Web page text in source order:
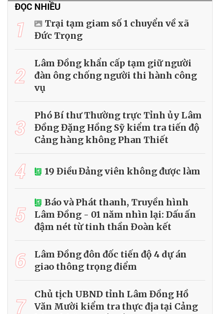
ĐỌC NHIỀU
1
Trại tạm giam số 1 chuyển về xã
Đức Trọng
2
Lâm Đồng khẩn cấp tạm giữ người
đàn ông chống người thi hành công
vụ
3
Phó Bí thư Thường trực Tỉnh ủy Lâm
Đồng Đặng Hồng Sỹ kiểm tra tiến độ
Cảng hàng không Phan Thiết
4 19 Điều Đảng viên không được làm
5
Báo và Phát thanh, Truyền hình
Lâm Đồng - 01 năm nhìn lại: Dấu ấn
đậm nét từ tinh thần Đoàn kết
6
Lâm Đồng đôn đốc tiến độ 4 dự án
giao thông trọng điểm
7
Chủ tịch UBND tỉnh Lâm Đồng Hồ
Văn Mười kiểm tra thực địa tại Cảng